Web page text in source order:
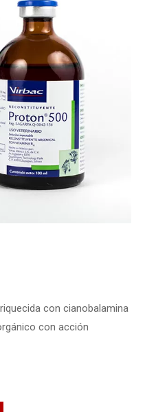
con cianobalamina
con acción